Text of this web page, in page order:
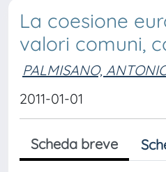
La coesione
valori comuni,
PALMISANO,
2011-01-01
Scheda breve